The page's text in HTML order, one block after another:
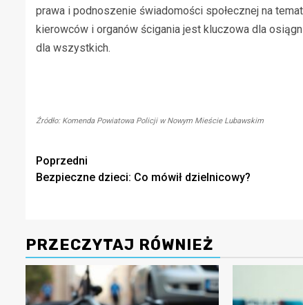
prawa i podnoszenie świadomości społecznej na
kierowców i organów ścigania jest kluczowa dla
dla wszystkich.
Źródło: Komenda Powiatowa Policji w Nowym Mieście Lubawskim
Zobacz
wpisy
Poprzedni
Bezpieczne dzieci: Co mówił dzielnicowy?
PRZECZYTAJ RÓWNIEŻ